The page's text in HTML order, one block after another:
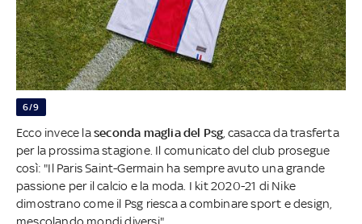
6/9
Ecco invece laseconda maglia del Psg , casacca da trasferta
per la prossima stagione. Il comunicato del club prosegue
così: "Il Paris Saint-Germain ha sempre avuto una grande
passione per il calcio e la moda. I kit 2020-21 di Nike
dimostrano come il Psg riesca a combinare sport e design,
mescolando mondi diversi"